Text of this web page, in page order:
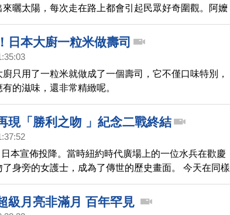
來曬太陽，每次走在路上都會引起民眾好奇圍觀。阿嬤
已經養了21年，從牠6個月只有10公分開始養，如今光
有76公分。
日本大廚一粒米做壽司
只用了一粒米就做成了一個壽司，它不僅口味特別，
的滋味，還非常精緻呢。
現「勝利之吻 」紀念二戰終結
本宣佈投降。當時紐約時代廣場上的一位水兵在歡慶
了身旁的女護士，成為了傳世的歷史畫面。 今天在同樣
勝利日之吻又重新出現在了人們的眼前。讓我們一起去
級月亮非滿月 百年罕見